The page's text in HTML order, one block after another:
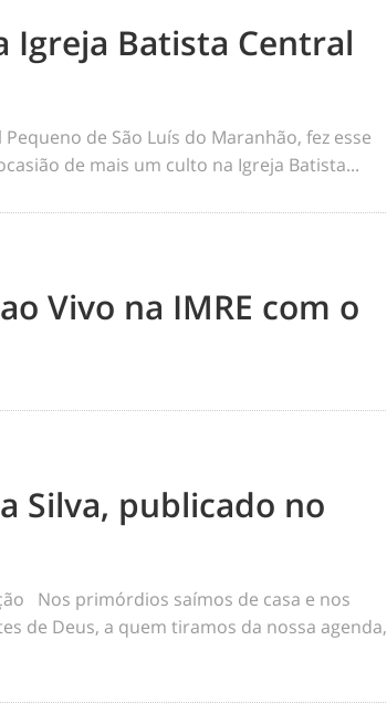
Igreja Batista Central
de São Luís do Maranhão, fez esse
de mais um culto na Igreja Batista...
Vivo na IMRE com o
Silva, publicado no
Nos primórdios saímos de casa e nos
de Deus, a quem tiramos da nossa agenda,